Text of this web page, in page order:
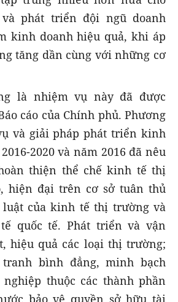
phát triển đội ngũ doanh
kinh doanh hiệu quả, khi áp
tăng dần cùng với những cơ
là nhiệm vụ này đã được
cáo của Chính phủ. Phương
và giải pháp phát triển kinh
2020 và năm 2016 đã nêu
thiện thể chế kinh tế thị
hiện đại trên cơ sở tuân thủ
luật của kinh tế thị trường và
quốc tế. Phát triển và vận
hiệu quả các loại thị trường;
bình đẳng, minh bạch
thuộc các thành phần
bảo vệ quyền sở hữu tài